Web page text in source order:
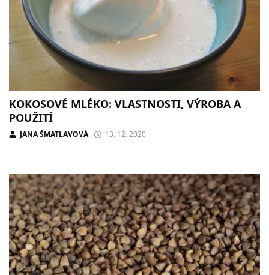
KOKOSOVÉ MLÉKO: VLASTNOSTI, VÝROBA A
POUŽITÍ
JANA ŠMATLAVOVÁ 13. 12. 2020